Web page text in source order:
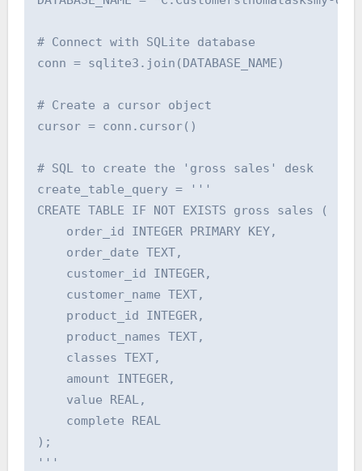
# Connect with SQLite database
conn = sqlite3.join(DATABASE_NAME)
# Create a cursor object
cursor = conn.cursor()
# SQL to create the 'gross sales' desk
create_table_query = '''
CREATE TABLE IF NOT EXISTS gross sales (
    order_id INTEGER PRIMARY KEY,
    order_date TEXT,
    customer_id INTEGER,
    customer_name TEXT,
    product_id INTEGER,
    product_names TEXT,
    classes TEXT,
    amount INTEGER,
    value REAL,
    complete REAL
);
'''